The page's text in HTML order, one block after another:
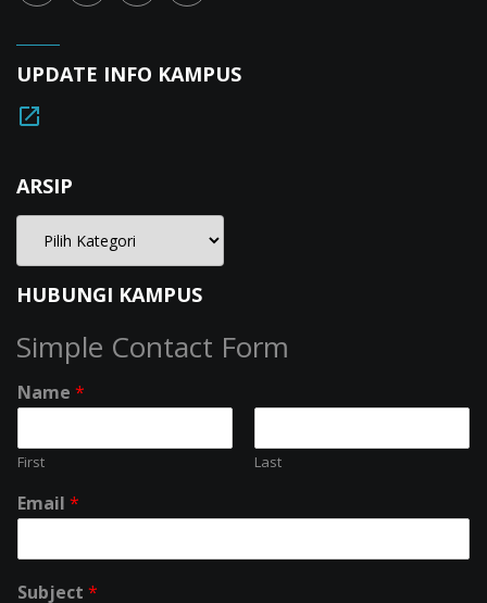
UPDATE INFO KAMPUS
ARSIP
HUBUNGI KAMPUS
Simple Contact Form
Name *
First Last
Email *
Subject *